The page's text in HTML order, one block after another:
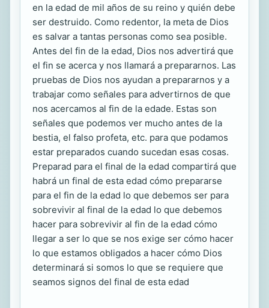
en la edad de mil años de su reino y quién debe
ser destruido. Como redentor, la meta de Dios
es salvar a tantas personas como sea posible.
Antes del fin de la edad, Dios nos advertirá que
el fin se acerca y nos llamará a prepararnos. Las
pruebas de Dios nos ayudan a prepararnos y a
trabajar como señales para advertirnos de que
nos acercamos al fin de la edade. Estas son
señales que podemos ver mucho antes de la
bestia, el falso profeta, etc. para que podamos
estar preparados cuando sucedan esas cosas.
Preparad para el final de la edad compartirá que
habrá un final de esta edad cómo prepararse
para el fin de la edad lo que debemos ser para
sobrevivir al final de la edad lo que debemos
hacer para sobrevivir al fin de la edad cómo
llegar a ser lo que se nos exige ser cómo hacer
lo que estamos obligados a hacer cómo Dios
determinará si somos lo que se requiere que
seamos signos del final de esta edad